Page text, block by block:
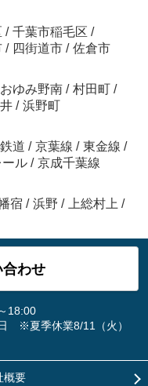
/ 千葉市稲毛区 /
/ 四街道市 / 佐倉市
おゆみ野南 / 村田町 /
/ 浜野町
道 / 京葉線 / 東金線 /
ル / 京成千葉線
宿 / 浜野 / 上総村上 /
わせ
18:00
※夏季休業8/11（火）
概要